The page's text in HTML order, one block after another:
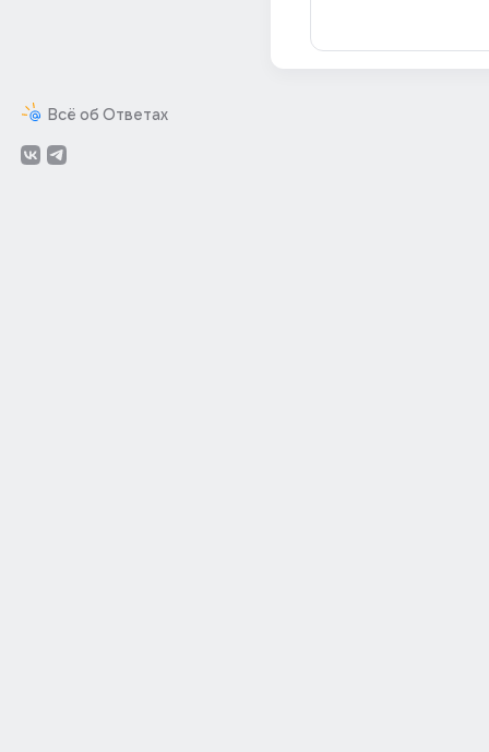
Всё об Ответах